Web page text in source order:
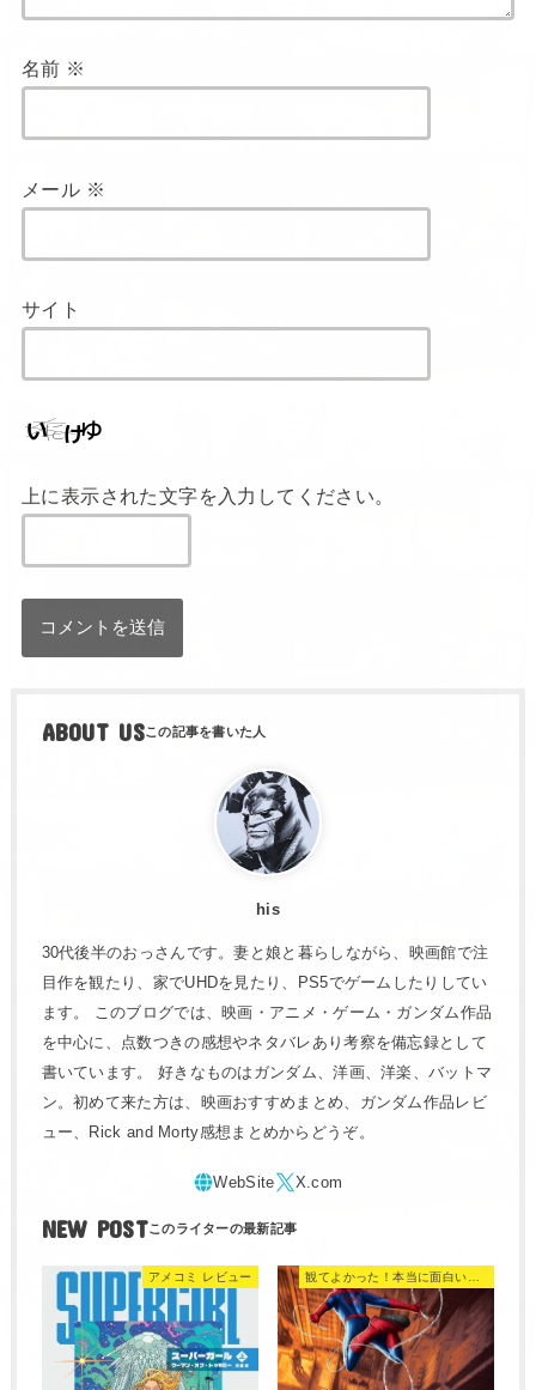
名前 ※
メール ※
サイト
上に表示された文字を入力してください。
ABOUT US
his
30代後半のおっさんです。妻と娘と暮らしながら、映画館で注
目作を観たり、家でUHDを見たり、PS5でゲームしたりしてい
ます。 このブログでは、映画・アニメ・ゲーム・ガンダム作品
を中心に、点数つきの感想やネタバレあり考察を備忘録として
書いています。 好きなものはガンダム、洋画、洋楽、バットマ
ン。初めて来た方は、映画おすすめまとめ、ガンダム作品レビ
ュー、Rick and Morty感想まとめからどうぞ。
NEW POST
アメコミ レビュー 観てよかった！本当に面白い映画 560選